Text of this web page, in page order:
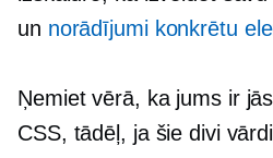
un norādījumi konkrētu
Ņemiet vērā, ka jums ir
CSS, tādēļ, ja šie divi